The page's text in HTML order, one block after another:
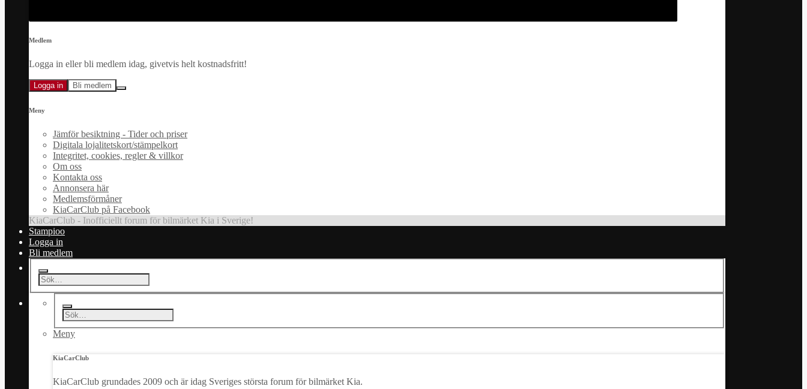
Medlem
Logga in eller bli medlem idag, givetvis helt kostnadsfritt!
Logga in Bli medlem
Meny
Jämför besiktning - Tider och priser
Digitala lojalitetskort/stämpelkort
Integritet, cookies, regler & villkor
Om oss
Kontakta oss
Annonsera här
Medlemsförmåner
KiaCarClub på Facebook
KiaCarClub - Inofficiellt forum för bilmärket Kia i Sverige!
Stampioo
Logga in
Bli medlem
Meny
KiaCarClub
KiaCarClub grundades 2009 och är idag Sveriges största forum för bilmärket Kia.